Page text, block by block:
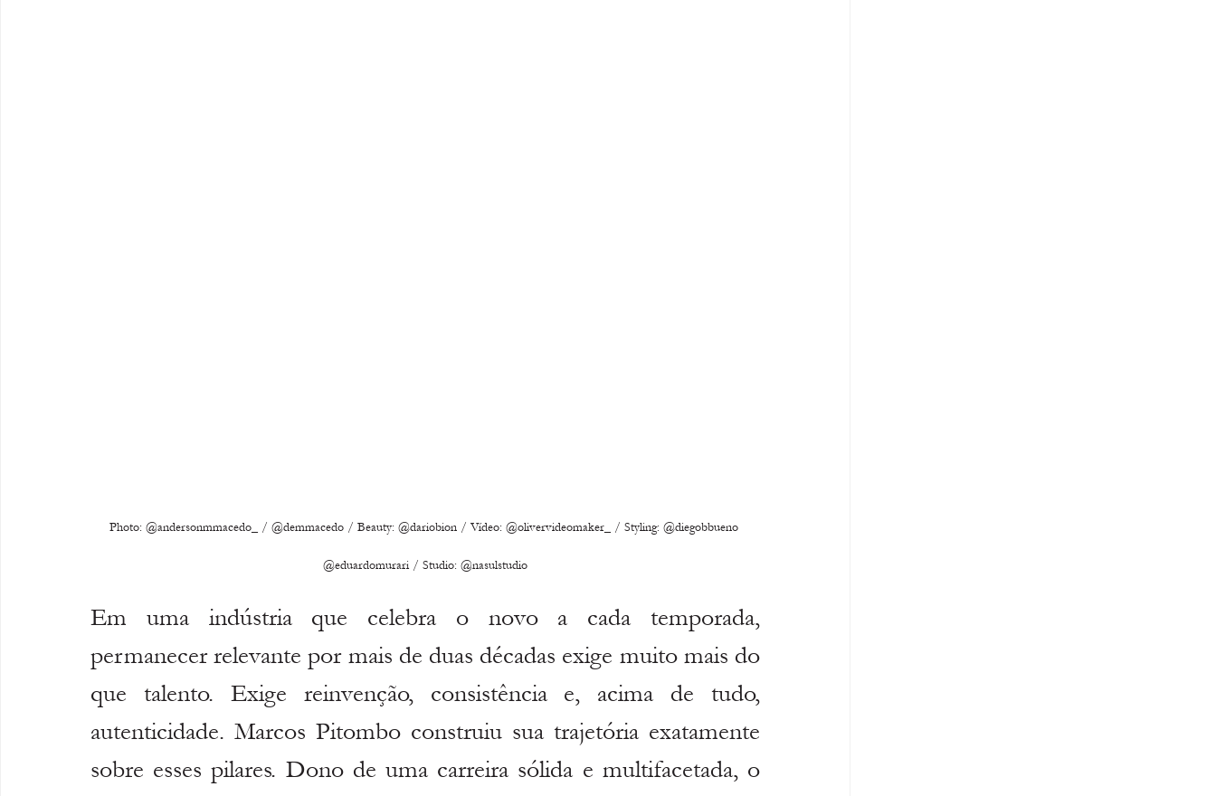
Photo: @andersonmmacedo_ / @demmacedo / Beauty: @dariobion / Vídeo: @olivervideomaker_ / Styling: @diegobbueno
@eduardomurari / Studio: @nasulstudio
Em uma indústria que celebra o novo a cada temporada,
permanecer relevante por mais de duas décadas exige muito mais do
que talento. Exige reinvenção, consistência e, acima de tudo,
autenticidade. Marcos Pitombo construiu sua trajetória exatamente
sobre esses pilares. Dono de uma carreira sólida e multifacetada, o